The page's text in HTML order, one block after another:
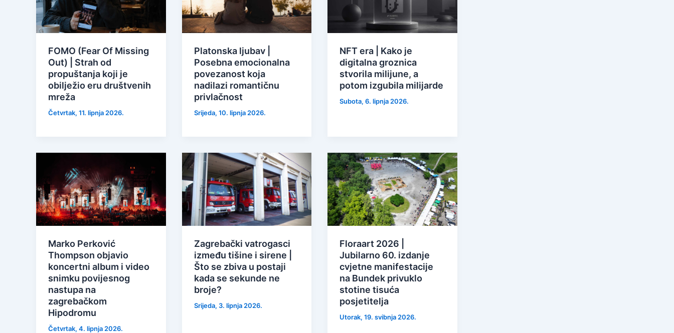
FOMO (Fear Of Missing
Out) | Strah od
propuštanja koji je
obilježio eru društvenih
mreža
Četvrtak, 11. lipnja 2026.
Platonska ljubav |
Posebna emocionalna
povezanost koja
nadilazi romantičnu
privlačnost
Srijeda, 10. lipnja 2026.
NFT era | Kako je
digitalna groznica
stvorila milijune, a
potom izgubila milijarde
Subota, 6. lipnja 2026.
Marko Perković
Thompson objavio
koncertni album i video
snimku povijesnog
nastupa na
zagrebačkom
Hipodromu
Četvrtak, 4. lipnja 2026.
Zagrebački vatrogasci
između tišine i sirene |
Što se zbiva u postaji
kada se sekunde ne
broje?
Srijeda, 3. lipnja 2026.
Floraart 2026 |
Jubilarno 60. izdanje
cvjetne manifestacije
na Bundek privuklo
stotine tisuća
posjetitelja
Utorak, 19. svibnja 2026.